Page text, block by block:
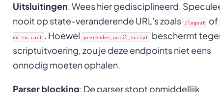
Uitsluitingen: Wees hier gedisciplineerd.
nooit op state-veranderende URL's zoals
/logout of
dd-to-cart . Hoewel prerender_until_script
beschermt
scriptuitvoering, zou je deze endpoints niet eens
onnodig moeten ophalen.
Parser blocking: De parser stopt onmiddellijk